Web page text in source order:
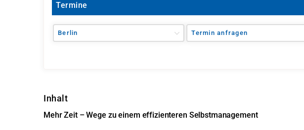
Termine
Berlin Termin anfragen
Inhalt
Mehr Zeit – Wege zu einem effizienteren Selbstmanagement